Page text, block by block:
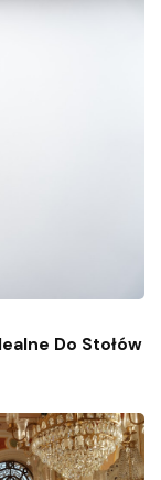
Do Stołów